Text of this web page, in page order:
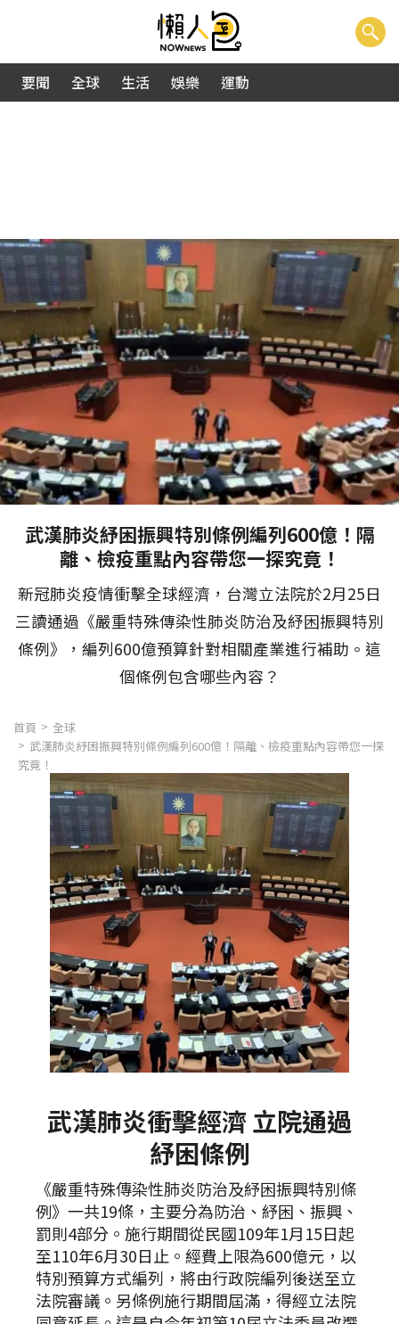
要聞 全球 生活 娛樂 運動
武漢肺炎紓困振興特別條例編列600億！隔
離、檢疫重點內容帶您一探究竟！
新冠肺炎疫情衝擊全球經濟，台灣立法院於2月25日
三讀通過《嚴重特殊傳染性肺炎防治及紓困振興特別
條例》，編列600億預算針對相關產業進行補助。這
個條例包含哪些內容？
首頁
全球
武漢肺炎紓困振興特別條例編列600億！隔離、檢疫重點內容帶您一探
究竟！
武漢肺炎衝擊經濟 立院通過
紓困條例
《嚴重特殊傳染性肺炎防治及紓困振興特別條
例》一共19條，主要分為防治、紓困、振興、
罰則4部分。施行期間從民國109年1月15日起
至110年6月30日止。經費上限為600億元，以
特別預算方式編列，將由行政院編列後送至立
法院審議。另條例施行期間屆滿，得經立法院